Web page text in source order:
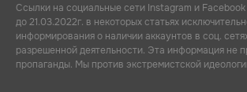
Ссылки на социальные сети Instagram и
до 21.03.2022г. в некоторых статьях
информирования о наличии аккаунтов в соц.
разрешенной деятельности. Эта информация не
пропаганды. Мы против экстремистской